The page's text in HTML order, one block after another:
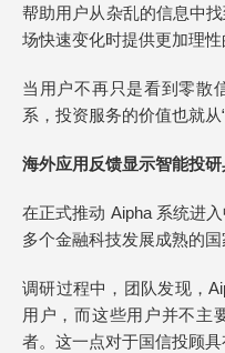
帮助用户从杂乱的信息中
场快速变化时提供更加理性
当用户不再只是看到零散
系，投资服务的价值也就从
海外应用反馈显示智能投
在正式推动 Aipha 系统进
多个金融科技发展成熟的国
调研过程中，团队发现，
用户，而这些用户并不主
者。这一点对于国信投顾具